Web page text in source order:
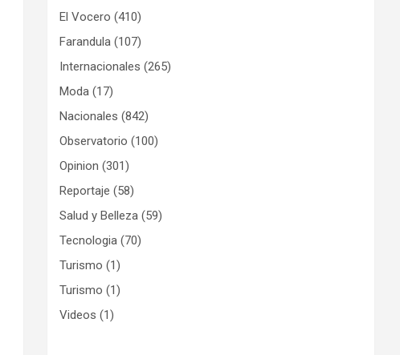
El Vocero (410)
Farandula (107)
Internacionales (265)
Moda (17)
Nacionales (842)
Observatorio (100)
Opinion (301)
Reportaje (58)
Salud y Belleza (59)
Tecnologia (70)
Turismo (1)
Turismo (1)
Videos (1)